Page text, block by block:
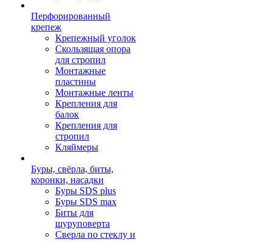
Перфорированный
крепеж
Крепежный уголок
Скользящая опора
для стропил
Монтажные
пластины
Монтажные ленты
Крепления для
балок
Крепления для
стропил
Кляймеры
Буры, свёрла, биты,
коронки, насадки
Буры SDS plus
Буры SDS max
Биты для
шуруповерта
Сверла по стеклу и